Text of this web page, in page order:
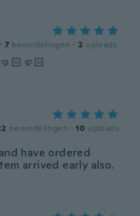
· 7 beoordelingen · 2 uploads
beoordelingen · 10 uploads
have ordered
arrived early also.